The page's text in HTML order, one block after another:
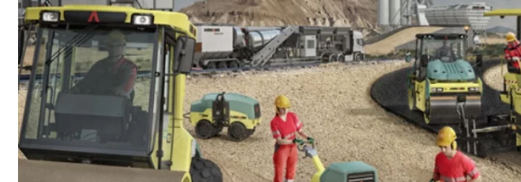
XcentricRippers
Nagy teljesítményű és alkalmas víz alatti használatra: Az Xcentric
hidraulikus tartozékai kopásálló acélból készülnek.
Tovább a Rippers oldalra